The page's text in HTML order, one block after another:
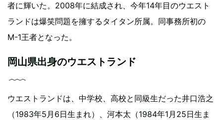
者に輝いた。2008年に結成され、今年14年目のウエスト
ランドは爆笑問題を擁するタイタン所属。同事務所初の
M-1王者となった。
岡山県出身のウエストランド
ウエストランドは、中学校、高校と同級生だった井口浩之
（1983年5月6日生まれ）、河本太（1984年1月25日生ま